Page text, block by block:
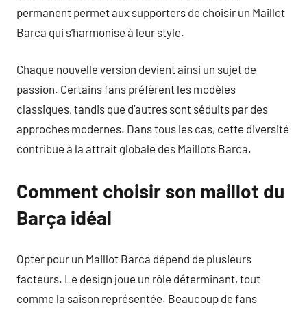
permanent permet aux supporters de choisir un Maillot
Barca qui s’harmonise à leur style.
Chaque nouvelle version devient ainsi un sujet de
passion. Certains fans préfèrent les modèles
classiques, tandis que d’autres sont séduits par des
approches modernes. Dans tous les cas, cette diversité
contribue à la attrait globale des Maillots Barca.
Comment choisir son maillot du
Barça idéal
Opter pour un Maillot Barca dépend de plusieurs
facteurs. Le design joue un rôle déterminant, tout
comme la saison représentée. Beaucoup de fans